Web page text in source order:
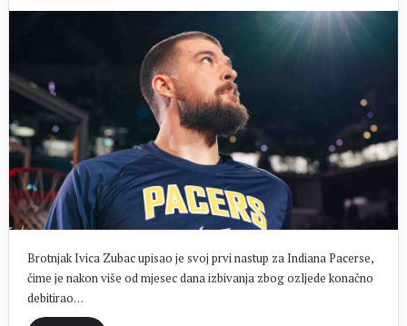
Brotnjak Ivica Zubac upisao je svoj prvi nastup za Indiana Pacerse,
čime je nakon više od mjesec dana izbivanja zbog ozljede konačno
debitirao…